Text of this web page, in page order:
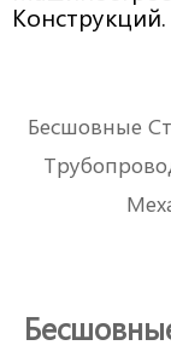
Конструкций.
Бесшовные